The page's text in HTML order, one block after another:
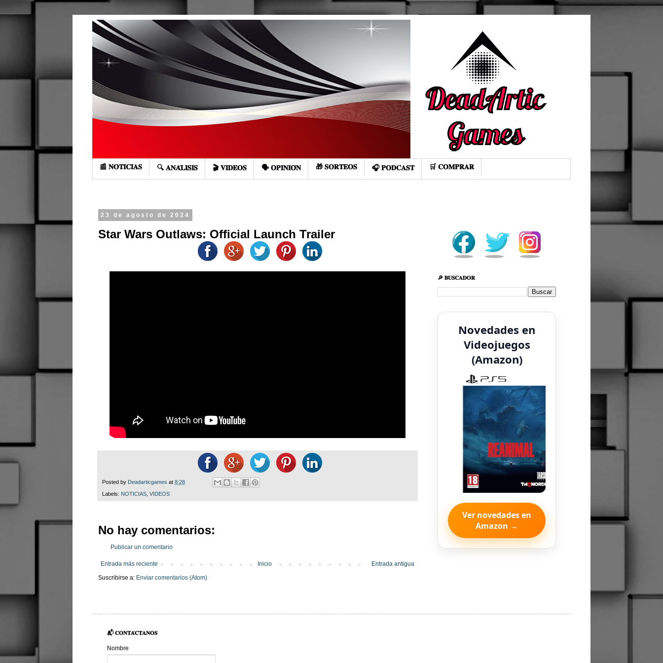
📰 𝐍𝐎𝐓𝐈𝐂𝐈𝐀𝐒 🔍 𝐀𝐍𝐀́𝐋𝐈𝐒𝐈𝐒 🎬 𝐕𝐈𝐃𝐄𝐎𝐒 🗣️ 𝐎𝐏𝐈𝐍𝐈𝐎́𝐍 🎁 𝐒𝐎𝐑𝐓𝐄𝐎𝐒 🎧 𝐏𝐎𝐃𝐂𝐀𝐒𝐓 🛒 𝐂𝐎𝐌𝐏𝐑𝐀𝐑
23 de agosto de 2024
Star Wars Outlaws: Official Launch Trailer
Posted by Deadarticgames at 8:28
Labels: NOTICIAS VIDEOS
No hay comentarios:
Publicar un comentario
Entrada más reciente Entrada antigua
Inicio
Suscribirse a: Enviar comentarios (Atom)
🔎 𝐁𝐔𝐒𝐂𝐀𝐃𝐎𝐑
Novedades en
Videojuegos
(Amazon)
Ver novedades en
Amazon →
📬 𝐂𝐎𝐍𝐓𝐀́𝐂𝐓𝐀𝐍𝐎𝐒
Nombre